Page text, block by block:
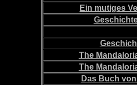
Ein mutiges
The
The
Das Buch